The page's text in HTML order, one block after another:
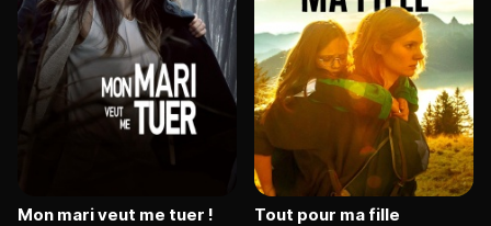
Mon mari veut me tuer ! Tout pour ma fille